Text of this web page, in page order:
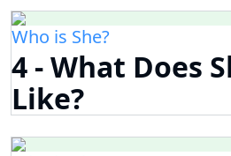
Who is She?
4 - What Does
Like?